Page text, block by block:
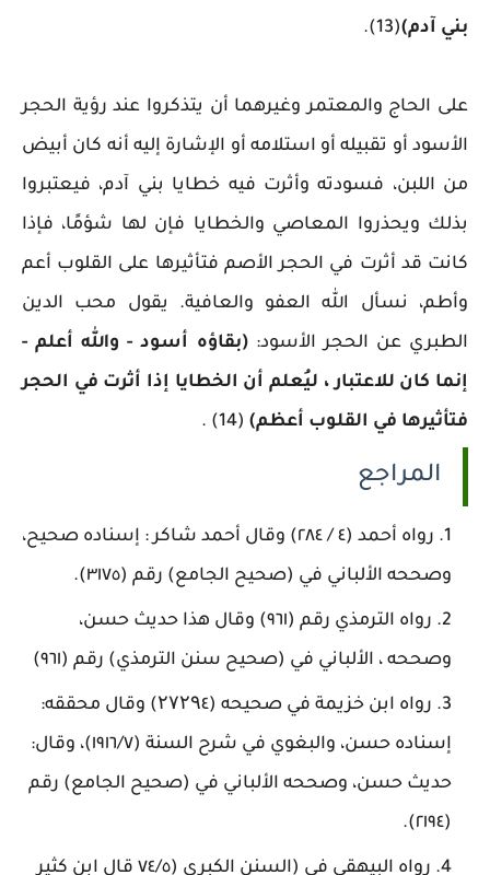
بني آدم)(13).
على الحاج والمعتمر وغيرهما أن يتذكروا عند رؤية الحجر
الأسود أو تقبيله أو استلامه أو الإشارة إليه أنه كان أبيض
من اللبن، فسودته وأثرت فيه خطايا بني آدم، فيعتبروا
بذلك ويحذروا المعاصي والخطايا فإن لها شؤمًا، فإذا
كانت قد أثرت في الحجر الأصم فتأثيرها على القلوب أعم
وأطم، نسأل الله العفو والعافية. يقول محب الدين
الطبري عن الحجر الأسود: (بقاؤه أسود - والله أعلم -
إنما كان للاعتبار ، ليُعلم أن الخطايا إذا أثرت في الحجر
فتأثيرها في القلوب أعظم) (14) .
المراجع
رواه أحمد (٤ / ٢٨٤) وقال أحمد شاكر : إسناده صحيح،
وصححه الألباني في (صحيح الجامع) رقم (٣١٧٥).
رواه الترمذي رقم (٩٦١) وقال هذا حديث حسن،
وصححه ، الألباني في (صحيح سنن الترمذي) رقم (٩٦١)
رواه ابن خزيمة في صحيحه (۲۷۲۹٤) وقال محققه:
إسناده حسن، والبغوي في شرح السنة (١٩١٦/٧)، وقال:
حديث حسن، وصححه الألباني في (صحيح الجامع) رقم
(٢١٩٤).
رواه البيهقي في (السنن الكبرى (٧٤/٥ قال ابن كثير